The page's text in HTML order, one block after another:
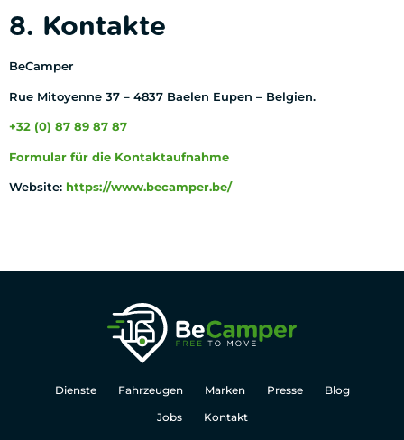
8. Kontakte
BeCamper
Rue Mitoyenne 37 – 4837 Baelen Eupen – Belgien.
+32 (0) 87 89 87 87
Formular für die Kontaktaufnahme
Website: https://www.becamper.be/
Dienste Fahrzeugen Marken Presse
Blog
Jobs
Kontakt